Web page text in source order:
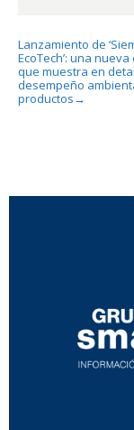
Lanzamiento de
EcoTech’: una
que muestra en
desempeño
productos →